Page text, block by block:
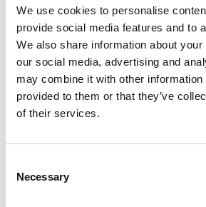
We use cookies to personalise
provide social media features and to
We also share information about
our social media, advertising and
may combine it with other information
provided to them or that they’ve
of their services.
Selection
Necessary
Ο Παγκύπριος Ιατρικός Σύλλογος (ΠΙΣ), στο
του αποστολής, διεξάγει ηλεκτρονική
καταγραφή και τεκμηρίωση των εμπειριών
αντιμετωπίζουν οι ιατροί-μέλη του κατά
Πληροφορικής του ΓεΣΥ.
Τα ευρήματα θα αξιοποιηθούν για τη
εισηγήσεων προς τις αρμόδιες αρχές, με
Η έρευνα απευθύνεται
αποκλειστικά σε